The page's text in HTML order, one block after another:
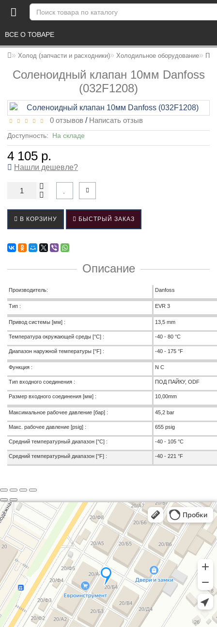
Холод (запчасти и расходники) Холодильное оборудование
Соленоидный клапан 10мм Danfoss
(032F1208)
ВСЕ О ТОВАРЕ
0 отзывов / Написать отзыв
Доступность: На складе
4 105 р.
Нашли дешевле?
В КОРЗИНУ БЫСТРЫЙ ЗАКАЗ
Описание
Производитель: Danfoss
Тип : EVR 3
Привод системы [мм] : 13,5 mm
Температура окружающей среды [°C] : -40 - 80 °C
Диапазон наружной температуры [°F] : -40 - 175 °F
Функция : N C
Тип входного соединения : ПОД ПАЙКУ, ODF
Размер входного соединения [мм] : 10,00mm
Максимальное рабочее давление [бар] : 45,2 bar
Макс. рабочее давление [psig] : 655 psig
Средний температурный диапазон [°C] : -40 - 105 °C
Средний температурный диапазон [°F] : -40 - 221 °F